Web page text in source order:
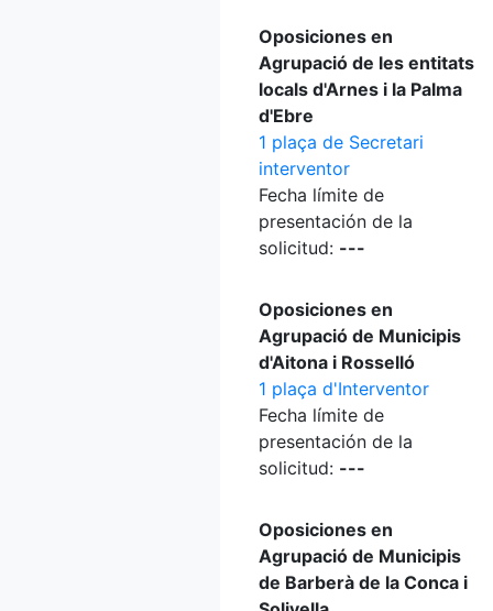
Oposiciones en
Agrupació de les entitats
locals d'Arnes i la Palma
d'Ebre
1 plaça de Secretari
interventor
Fecha límite de
presentación de la
solicitud: ---
Oposiciones en
Agrupació de Municipis
d'Aitona i Rosselló
1 plaça d'Interventor
Fecha límite de
presentación de la
solicitud: ---
Oposiciones en
Agrupació de Municipis
de Barberà de la Conca i